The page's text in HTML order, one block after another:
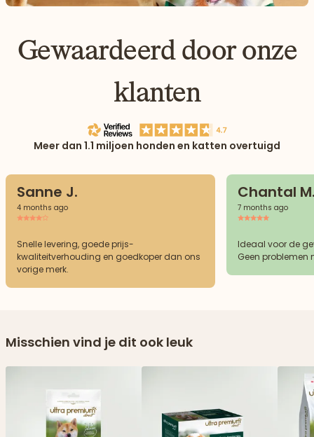
Gewaardeerd door onze
klanten
Meer dan 1.1 miljoen honden en katten overtuigd
Sanne J.
4 months ago
Snelle levering, goede prijs-
kwaliteitverhouding en goedkoper dan ons
vorige merk.
Chantal
7 months ago
Ideaal voor de
Geen problemen
Misschien vind je dit ook leuk